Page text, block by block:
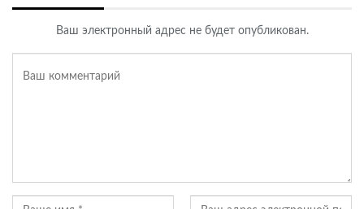
Ваш электронный адрес не будет опубликован.